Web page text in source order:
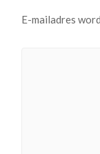
E-mailadres